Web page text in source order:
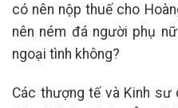
có nên nộp thuế cho
nên ném đá người phụ
ngoại tình không?
Các thượng tế và Kinh